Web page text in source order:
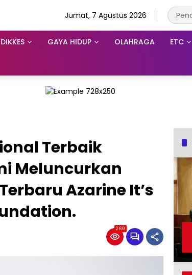
Jumat, 7 Agustus 2026
DIKKES GAYA HIDUP OLAHRAGA ETC
Terbaik
Meluncurkan
Azarine It’s
269